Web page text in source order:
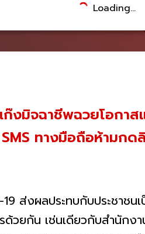
Loading...
งมิจฉาชีพฉวยโอกา
ทางมือถือห้ามก
ส่งผลประทบกับประชาชน
ด้วยกัน เช่นเดียวกับสำนักง